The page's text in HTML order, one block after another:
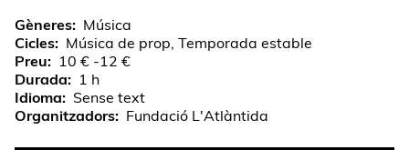
Gèneres
Música
Cicles
Música de prop, Temporada estable
Preu
10 € -12 €
Durada
1 h
Idioma
Sense text
Organitzadors
Fundació L'Atlàntida